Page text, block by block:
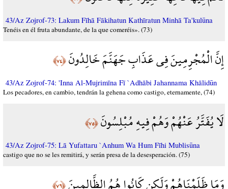
43/Az Zojrof-73: Lakum Fīhā Fākihatun Kathīratun Minhā Ta'kulūna
Tenéis en él fruta abundante, de la que comeréis». (73)
إِنَّ الْمُجْرِمِينَ فِي عَذَابِ جَهَنَّمَ خَالِدُونَ﴿٧٤﴾
43/Az Zojrof-74: 'Inna Al-Mujrimīna Fī `Adhābi Jahannama Khālidūn
Los pecadores, en cambio, tendrán la gehena como castigo, eternamente, (74)
لَا يُفَتَّرُ عَنْهُمْ وَهُمْ فِيهِ مُبْلِسُونَ﴿٧٥﴾
43/Az Zojrof-75: Lā Yufattaru `Anhum Wa Hum Fīhi Mublisūna
castigo que no se les remitirá, y serán presa de la desesperación. (75)